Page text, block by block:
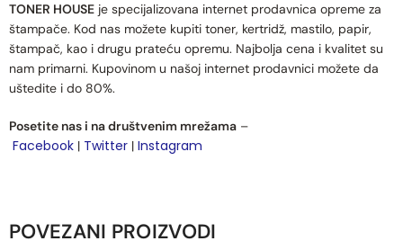
TONER HOUSE je specijalizovana internet prodavnica opreme za
štampače. Kod nas možete kupiti toner, kertridž, mastilo, papir,
štampač, kao i drugu prateću opremu. Najbolja cena i kvalitet su
nam primarni. Kupovinom u našoj internet prodavnici možete da
uštedite i do 80%.
Posetite nas i na društvenim mrežama –
Facebook | Twitter | Instagram
POVEZANI PROIZVODI